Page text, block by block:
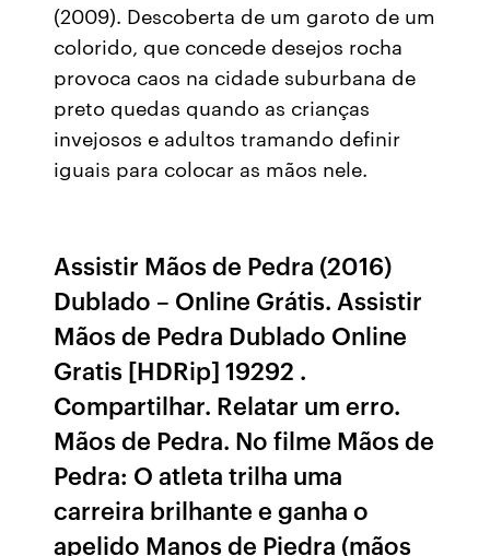
(2009). Descoberta de um garoto de um
colorido, que concede desejos rocha
provoca caos na cidade suburbana de
preto quedas quando as crianças
invejosos e adultos tramando definir
iguais para colocar as mãos nele.
Assistir Mãos de Pedra (2016)
Dublado – Online Grátis. Assistir
Mãos de Pedra Dublado Online
Gratis [HDRip] 19292 .
Compartilhar. Relatar um erro.
Mãos de Pedra. No filme Mãos de
Pedra: O atleta trilha uma
carreira brilhante e ganha o
apelido Manos de Piedra (mãos